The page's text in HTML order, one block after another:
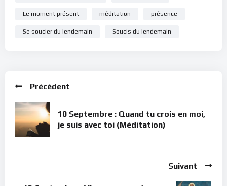
Le moment présent méditation présence
Se soucier du lendemain Soucis du lendemain
Précédent
10 Septembre : Quand tu crois en moi,
je suis avec toi (Méditation)
Suivant